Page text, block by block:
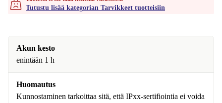
Tutustu lisää kategorian Tarvikkeet tuotteisiin
Akun kesto
enintään 1 h
Huomautus
Kunnostaminen tarkoittaa sitä, että IPxx-sertifiointia ei voida